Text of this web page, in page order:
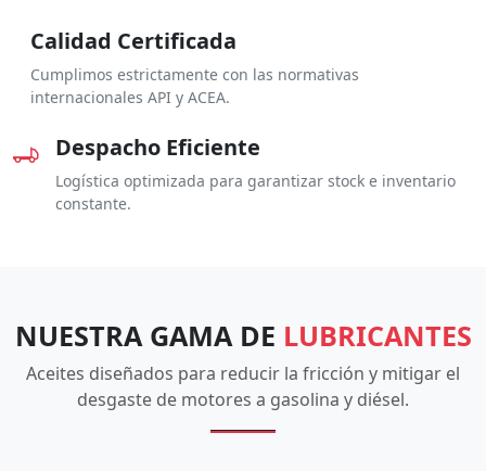
Calidad Certificada
Cumplimos estrictamente con las normativas
internacionales API y ACEA.
Despacho Eficiente
Logística optimizada para garantizar stock e inventario
constante.
NUESTRA GAMA DE LUBRICANTES
Aceites diseñados para reducir la fricción y mitigar el
desgaste de motores a gasolina y diésel.